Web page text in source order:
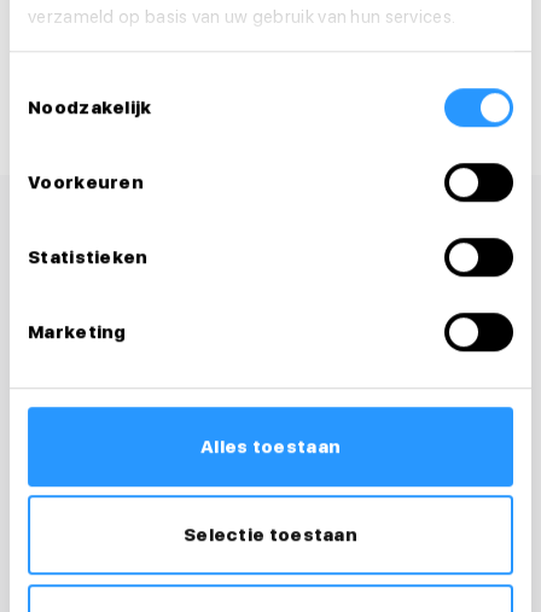
verzameld op basis van uw gebruik van hun services.
Noodzakelijk
Voorkeuren
Statistieken
Marketing
Alles toestaan
Selectie toestaan
Deel deze vacature:
Vragen over je